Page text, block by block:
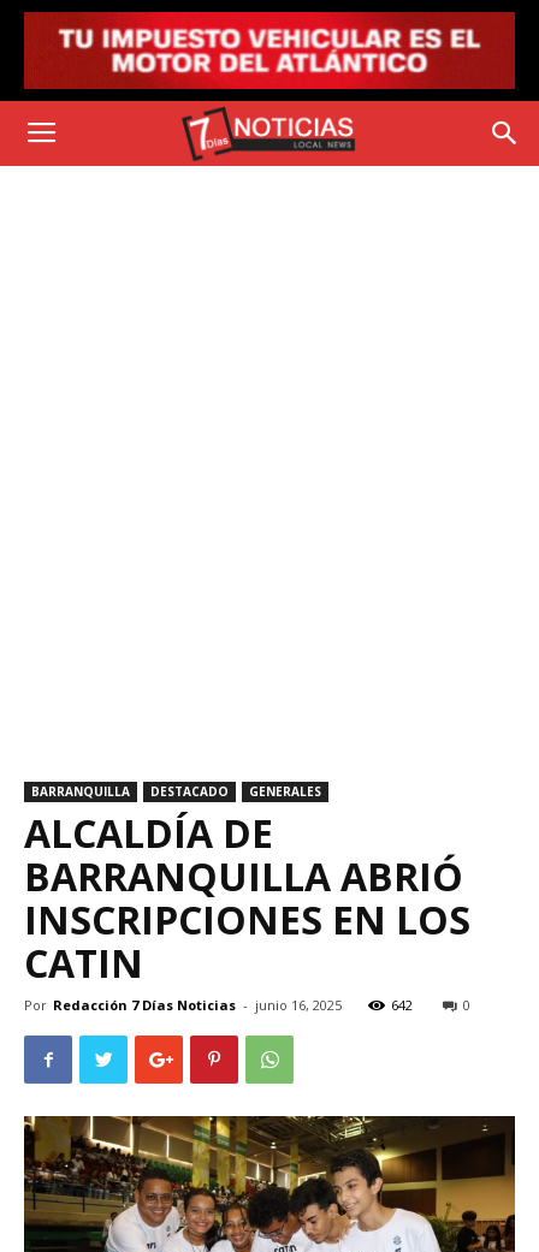
BARRANQUILLA DESTACADO GENERALES
ALCALDÍA DE
BARRANQUILLA ABRIÓ
INSCRIPCIONES EN LOS
CATIN
Por Redacción 7 Días Noticias - junio 16, 2025 642 0